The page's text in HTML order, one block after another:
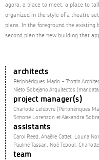
agora, a place to meet, a place to
organized in the style of a theatre
plans. In the foreground the existing
second plan the new building that
architects
Périphériques Marin + Trottin
Nieto Sobejano Arquitectos
project manager(s)
Charlotte Lefebvre (Périphériques
Simone Lorenzon et Alexandra
assistants
Carol Reed, Anaëlle Cattet, Louna
Pauline Tassan, Noé Teboul,
team